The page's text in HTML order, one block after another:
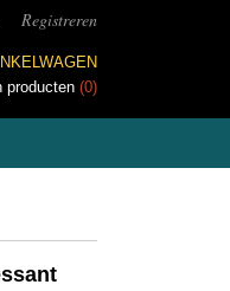
Registreren
producten (0)